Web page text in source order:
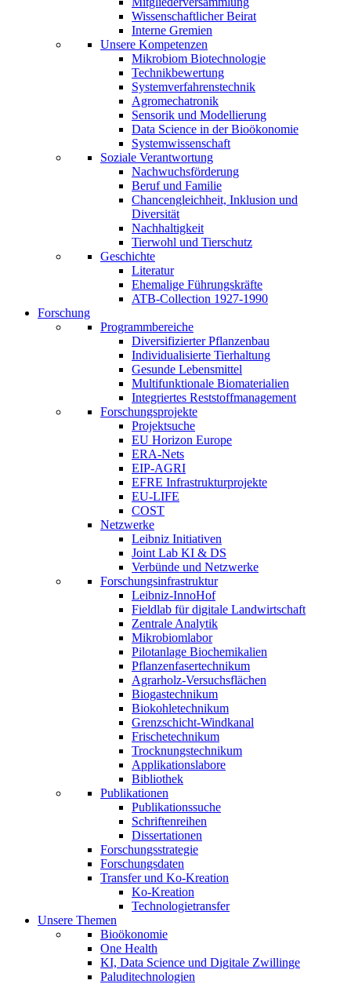
Wissenschaftlicher Beirat
Interne Gremien
Unsere Kompetenzen
Mikrobiom Biotechnologie
Technikbewertung
Systemverfahrenstechnik
Agromechatronik
Sensorik und Modellierung
Data Science in der Bioökonomie
Systemwissenschaft
Soziale Verantwortung
Nachwuchsförderung
Beruf und Familie
Chancengleichheit, Inklusion und
Diversität
Nachhaltigkeit
Tierwohl und Tierschutz
Geschichte
Literatur
Ehemalige Führungskräfte
ATB-Collection 1927-1990
Forschung
Programmbereiche
Diversifizierter Pflanzenbau
Individualisierte Tierhaltung
Gesunde Lebensmittel
Multifunktionale Biomaterialien
Integriertes Reststoffmanagement
Forschungsprojekte
Projektsuche
EU Horizon Europe
ERA-Nets
EIP-AGRI
EFRE Infrastrukturprojekte
EU-LIFE
COST
Netzwerke
Leibniz Initiativen
Joint Lab KI & DS
Verbünde und Netzwerke
Forschungsinfrastruktur
Leibniz-InnoHof
Fieldlab für digitale Landwirtschaft
Zentrale Analytik
Mikrobiomlabor
Pilotanlage Biochemikalien
Pflanzenfasertechnikum
Agrarholz-Versuchsflächen
Biogastechnikum
Biokohletechnikum
Grenzschicht-Windkanal
Frischetechnikum
Trocknungstechnikum
Applikationslabore
Bibliothek
Publikationen
Publikationssuche
Schriftenreihen
Dissertationen
Forschungsstrategie
Forschungsdaten
Transfer und Ko-Kreation
Ko-Kreation
Technologietransfer
Unsere Themen
Bioökonomie
One Health
KI, Data Science und Digitale Zwillinge
Paluditechnologien